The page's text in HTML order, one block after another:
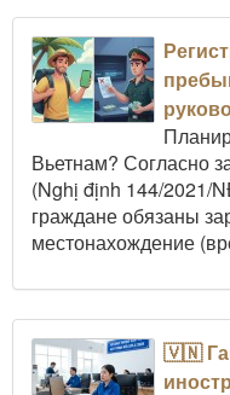
Вьетнам? Согласно
(Nghị định 144/2021/
граждане обязаны
местонахождение
🇻🇳